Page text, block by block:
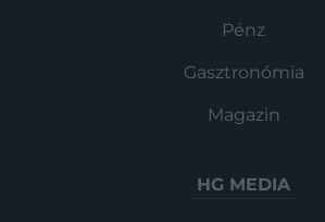
Pénz
Gasztronómia
Magazin
HG MEDIA